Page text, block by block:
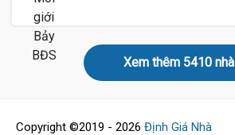
Xem thêm 5410 nhà
Copyright ©2019 - 2026 Định Giá Nhà